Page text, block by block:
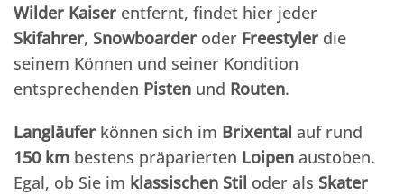
Wilder Kaiser entfernt, findet hier jeder
Skifahrer, Snowboarder oder Freestyler die
seinem Können und seiner Kondition
entsprechenden Pisten und Routen.
Langläufer können sich im Brixental auf rund
150 km bestens präparierten Loipen austoben.
Egal, ob Sie im klassischen Stil oder als Skater